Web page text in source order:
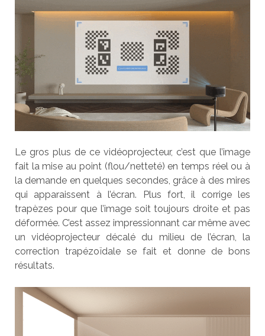
Le gros plus de ce vidéoprojecteur, c’est que l’image
fait la mise au point (flou/netteté) en temps réel ou à
la demande en quelques secondes, grâce à des mires
qui apparaissent à l’écran. Plus fort, il corrige les
trapèzes pour que l’image soit toujours droite et pas
déformée. C’est assez impressionnant car même avec
un vidéoprojecteur décalé du milieu de l’écran, la
correction trapézoïdale se fait et donne de bons
résultats.